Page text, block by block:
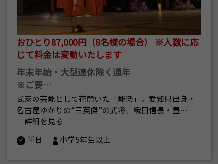
おひとり87,000円（8名様の場合） ※人数に応
じて料金は変動いたします
年末年始・大型連休除く通年
※ご要…
武家の芸能として花開いた「能楽」。愛知県出身・
名古屋ゆかりの“三英傑”の武将、織田信長・豊…
詳細を見る
半日
小学5年生以上